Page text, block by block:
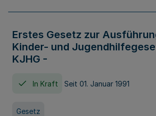
Erstes Gesetz zur
Kinder- und
KJHG -
In Kraft Seit 01. Januar 1991
Gesetz